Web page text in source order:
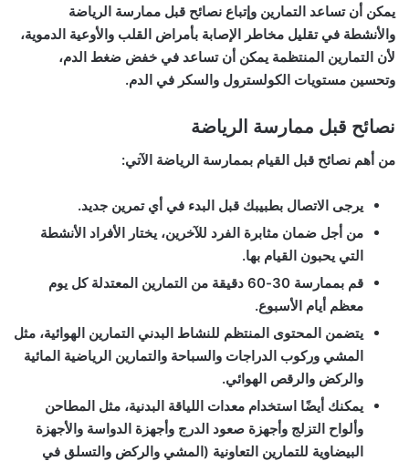
يمكن أن تساعد التمارين وإتباع نصائح قبل ممارسة الرياضة
والأنشطة في تقليل مخاطر الإصابة بأمراض القلب والأوعية الدموية،
لأن التمارين المنتظمة يمكن أن تساعد في خفض ضغط الدم،
وتحسين مستويات الكولسترول والسكر في الدم.
نصائح قبل ممارسة الرياضة
من أهم نصائح قبل القيام بممارسة الرياضة الآتي:
يرجى الاتصال بطبيبك قبل البدء في أي تمرين جديد.
من أجل ضمان مثابرة الفرد للآخرين، يختار الأفراد الأنشطة
التي يحبون القيام بها.
قم بممارسة 30-60 دقيقة من التمارين المعتدلة كل يوم
معظم أيام الأسبوع.
يتضمن المحتوى المنتظم للنشاط البدني التمارين الهوائية، مثل
المشي وركوب الدراجات والسباحة والتمارين الرياضية المائية
والركض والرقص الهوائي.
يمكنك أيضًا استخدام معدات اللياقة البدنية، مثل المطاحن
وألواح التزلج وأجهزة صعود الدرج وأجهزة الدواسة والأجهزة
البيضاوية للتمارين التعاونية (المشي والركض والتسلق في